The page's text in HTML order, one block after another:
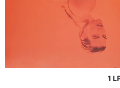
1